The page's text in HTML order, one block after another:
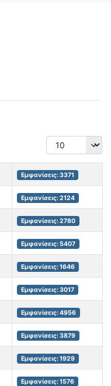
Εμφάνιση #
Εμφανίσεις: 3371
Εμφανίσεις: 2124
Εμφανίσεις: 2780
Εμφανίσεις: 5407
Εμφανίσεις: 1646
Εμφανίσεις: 3017
Εμφανίσεις: 4956
Εμφανίσεις: 3879
Εμφανίσεις: 1929
Εμφανίσεις: 1576